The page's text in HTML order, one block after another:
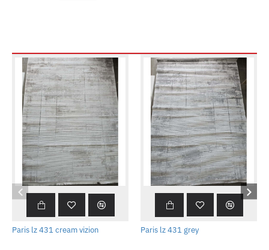
Paris lz 431 cream vizion Paris lz 431 grey